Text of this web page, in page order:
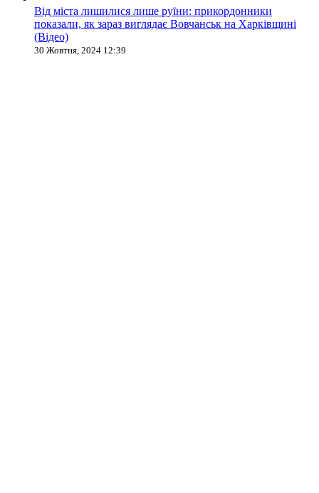
Від міста лишилися лише руїни: прикордонники
показали, як зараз виглядає Вовчанськ на Харківщині
(Відео)
30 Жовтня, 2024 12:39